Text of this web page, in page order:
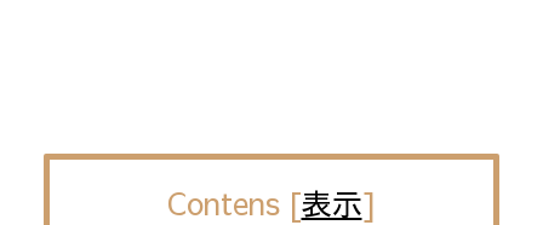
Contens [表示]